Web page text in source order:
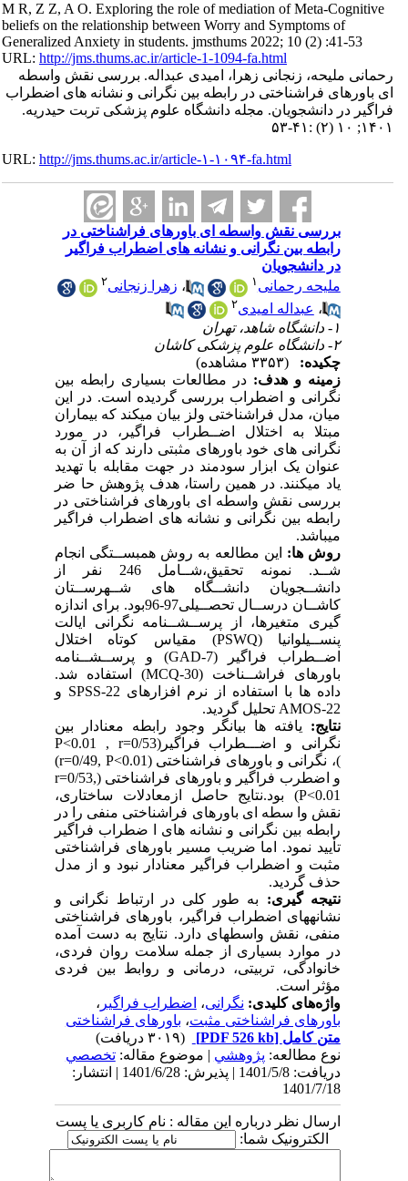
M R, Z Z, A O. Exploring the role of mediation of Meta-
beliefs on the relationship between Worry and Symptoms of
Generalized Anxiety in students. jmsthums 2022; 10 (2) :41-
URL:http://jms.thums.ac.ir/article-1-1094-fa.html
ملیحه، زنجانی زهرا، امیدی عبداله. بررسی نقش واسطه
فراشناختی در رابطه بین نگرانی و نشانه های اضطراب
در دانشجویان. مجله دانشگاه علوم پزشکی تربت حیدریه.
URL:http://jms.thums.ac.ir/article-۱-۱۰۹۴-fa.html
بررسی نقش واسطه ای باورهای فراشناختی در
رابطه بین نگرانی و نشانه های اضطراب فراگیر
در دانشجویان
ملیحه رحمانی
، زهرا زنجانی ۲
عبداله امیدی۲
(۳۳۵۳ مشاهده)
زمینه و هدف: در مطالعات بسیاری رابطه بین
نگرانی و اضطراب بررسی گردیده است. در این
میان، مدل فراشناختی ولز بیان میکند که بیماران
مبتلا به اختلال اضــطراب فراگیر، در مورد
نگرانی های خود باورهای مثبتی دارند که از آن به
عنوان یک ابزار سودمند در جهت مقابله با تهدید
یاد میکنند. در همین راستا، هدف پژوهش حا ضر
بررسی نقش واسطه ای باورهای فراشناختی در
رابطه بین نگرانی و نشانه های اضطراب فراگیر
روش ها: این مطالعه به روش همبســتگی انجام
شــد. نمونه تحقیق،شــامل 246 نفر از
دانشــجویان دانشــگاه های شــهرســتان
کاشــان درســال تحصــیلی97-96بود. برای اندازه
گیری متغیرها، از پرســشــنامه نگرانی ایالت
پنســیلوانیا (PSWQ) مقیاس کوتاه اختلال
اضــطراب فراگیر (7-GAD) و پرســشــنامه
باورهای فراشــناخت (30-MCQ) استفاده شد.
داده ها با استفاده از نرم افزارهای 22-SPSS و
یافته ها بیانگر وجود رابطه معنادار بین
نگرانی و اضـــطراب فراگیر(P<0.01 , r=0/53
)، نگرانی و باورهای فراشناختی (r=0/49, P<0.01)
و اضطرب فراگیر و باورهای فراشناختی (r=0/53,
P<0.01) بود.نتایج حاصل ازمعادلات ساختاری،
نقش وا سطه ای باورهای فراشناختی منفی را در
رابطه بین نگرانی و نشانه های ا ضطراب فراگیر
تأیید نمود. اما ضریب مسیر باورهای فراشناختی
مثبت و اضطراب فراگیر معنادار نبود و از مدل
حذف گردید.
نتیجه گیری:به طور کلی در ارتباط نگرانی و
نشانههای اضطراب فراگیر، باورهای فراشناختی
منفی، نقش واسطهای دارد. نتایج به دست آمده
در موارد بسیاری از جمله سلامت روان فردی،
خانوادگی، تربیتی، درمانی و روابط بین فردی
مؤثر است.
واژه‌های کلیدی:نگرانی، اضطراب فراگیر،
باورهای فراشناختی مثبت، باورهای فراشناختی
متن کامل[PDF 526 kb]
(۳۰۱۹ دریافت)
نوع مطالعه:پژوهشي| موضوع مقاله:تخصصي
دریافت: 1401/5/8 | پذیرش: 1401/6/28 | انتشار:
1401/7/18
ارسال نظر درباره این مقاله : نام کاربری یا پست
الکترونیک شما: